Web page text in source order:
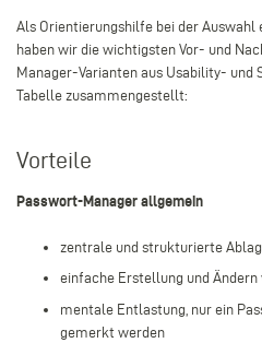
Als Orientierungshilfe bei der Auswahl
haben wir die wichtigsten Vor- und
Manager-Varianten aus Usability-
Tabelle zusammengestellt:
Vorteile
Passwort-Manager allgemein
zentrale und strukturierte
einfache Erstellung und
mentale Entlastung, nur ein
gemerkt werden